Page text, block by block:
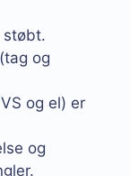
støbt.
og
og el) er
og